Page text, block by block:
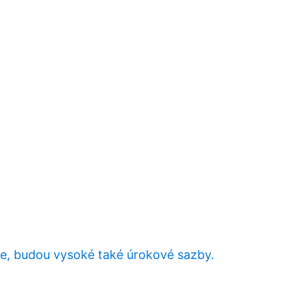
budou vysoké také úrokové sazby.